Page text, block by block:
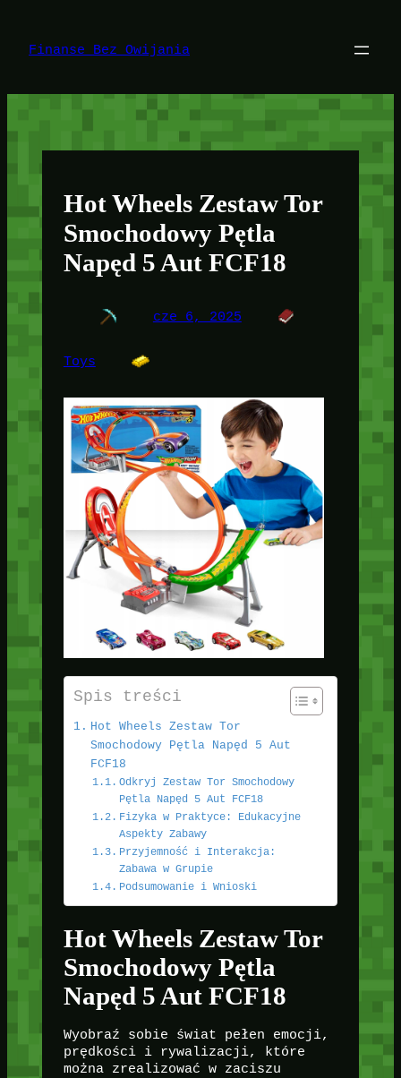
treści
Finanse Bez Owijania
Hot Wheels Zestaw Tor
Smochodowy Pętla
Napęd 5 Aut FCF18
cze 6, 2025
Toys
Spis treści
Hot Wheels Zestaw Tor
Smochodowy Pętla Napęd 5 Aut
FCF18
Odkryj Zestaw Tor Smochodowy
Pętla Napęd 5 Aut FCF18
Fizyka w Praktyce: Edukacyjne
Aspekty Zabawy
Przyjemność i Interakcja:
Zabawa w Grupie
Podsumowanie i Wnioski
Hot Wheels Zestaw Tor
Smochodowy Pętla
Napęd 5 Aut FCF18
Wyobraź sobie świat pełen emocji,
prędkości i rywalizacji, które
można zrealizować w zaciszu